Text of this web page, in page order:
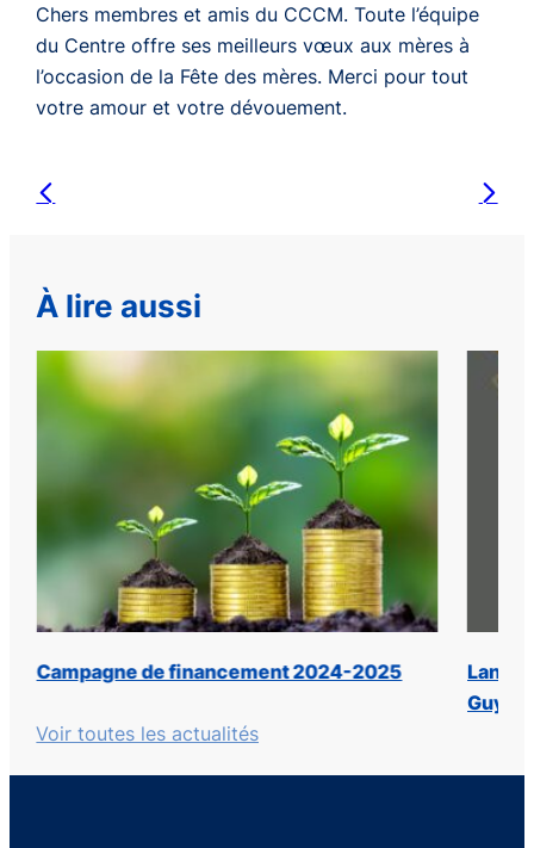
Chers membres et amis du CCCM. Toute l’équipe
du Centre offre ses meilleurs vœux aux mères à
l’occasion de la Fête des mères. Merci pour tout
votre amour et votre dévouement.
À lire aussi
Lancement du livre « Le legs liturgique de
Voir toutes les actualités